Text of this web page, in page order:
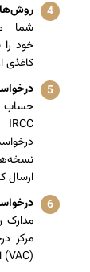
شما
خود
کاغذی
حساب
ارسال
مدارک
مرکز
(VAC) ارسال کنید.